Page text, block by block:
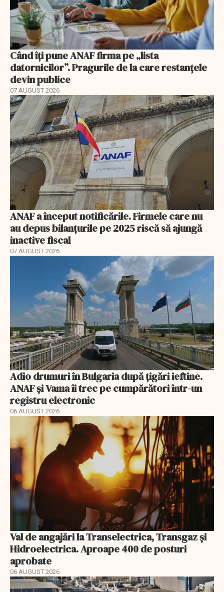
Când îți pune ANAF firma pe „lista
datornicilor”. Pragurile de la care restanțele
devin publice
07 AUGUST 2026
ANAF a început notificările. Firmele care nu
au depus bilanțurile pe 2025 riscă să ajungă
inactive fiscal
07 AUGUST 2026
Adio drumuri în Bulgaria după țigări ieftine.
ANAF și Vama îi trec pe cumpărători într-un
registru electronic
06 AUGUST 2026
Val de angajări la Transelectrica, Transgaz și
Hidroelectrica. Aproape 400 de posturi
aprobate
06 AUGUST 2026